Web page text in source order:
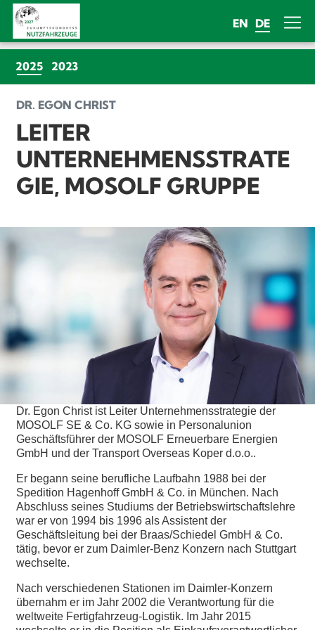
EN DE
2025(CURRENT)
2023
DR. EGON CHRIST
LEITER
UNTERNEHMENSSTRATE
GIE, MOSOLF GRUPPE
Dr. Egon Christ ist Leiter Unternehmensstrategie der
MOSOLF SE & Co. KG sowie in Personalunion
Geschäftsführer der MOSOLF Erneuerbare Energien
GmbH und der Transport Overseas Koper d.o.o..
Er begann seine berufliche Laufbahn 1988 bei der
Spedition Hagenhoff GmbH & Co. in München. Nach
Abschluss seines Studiums der Betriebswirtschaftslehre
war er von 1994 bis 1996 als Assistent der
Geschäftsleitung bei der Braas/Schiedel GmbH & Co.
tätig, bevor er zum Daimler-Benz Konzern nach Stuttgart
wechselte.
Nach verschiedenen Stationen im Daimler-Konzern
übernahm er im Jahr 2002 die Verantwortung für die
weltweite Fertigfahrzeug-Logistik. Im Jahr 2015